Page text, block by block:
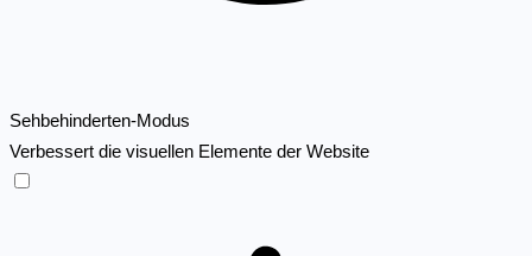
Sehbehinderten-Modus
Verbessert die visuellen Elemente der Website